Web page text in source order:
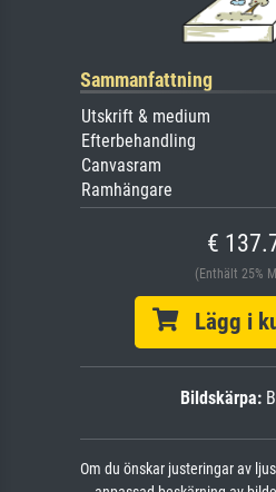
Sammanfattning
Utskrift & medium
Efterbehandling
Canvasram
Ramhängare
€
(Enthält 25%
Lägg i
Bildskärpa:
Om du önskar justeringar av